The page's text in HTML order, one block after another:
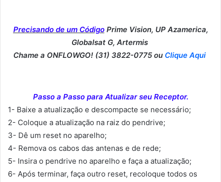
Precisando de um Código Prime Vision, UP Azamerica,
Globalsat G, Artermis
Chame a ONFLOWGO! (31) 3822-0775 ou Clique Aqui
Passo a Passo para Atualizar seu Receptor.
1- Baixe a atualização e descompacte se necessário;
2- Coloque a atualização na raiz do pendrive;
3- Dê um reset no aparelho;
4- Remova os cabos das antenas e de rede;
5- Insira o pendrive no aparelho e faça a atualização;
6- Após terminar, faça outro reset, recoloque todos os